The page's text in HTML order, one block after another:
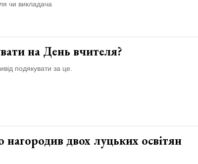
чи викладача
на День вчителя?
подякувати за це.
двох луцьких освітян